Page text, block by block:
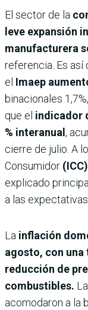
El sector de la
leve expansión
manufacturera
referencia. Es así
el Imaep
binacionales
que el indicador
% interanual ,
cierre de julio. A
Consumidor
explicado
a las
La inflación
agosto, con una
reducción de
combustibles.
acomodaron a la